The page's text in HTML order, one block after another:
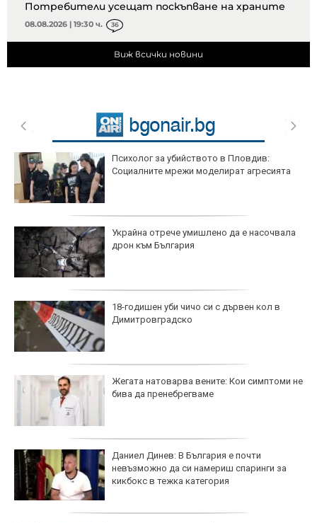
Потребители усещат поскъпване на храните
08.08.2026 | 19:30 ч. 36
Виж всички новини
Психолог за убийството в Пловдив:
Социалните мрежи моделират агресията
Украйна отрече умишлено да е насочвала
дрон към България
18-годишен уби чичо си с дървен кол в
Димитровградско
Жегата натоварва вените: Кои симптоми не
бива да пренебрегваме
Даниел Динев: В България е почти
невъзможно да си намериш спаринги за
кикбокс в тежка категория